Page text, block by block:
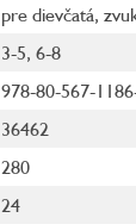
pre dievčatá,
3-5, 6-8
978-80-567-
36462
280
24